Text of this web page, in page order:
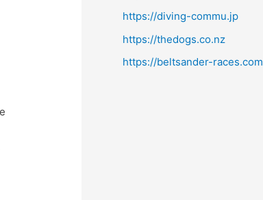
https://diving-commu.jp
https://thedogs.co.nz
https://beltsander-races.com